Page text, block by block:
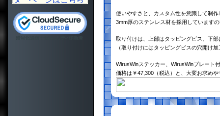
使いやすさと、カスタム性を意識して制作
3mm厚のステンレス材を採用しています
取り付けは、上部はタッピングビス、下
（取り付けにはタッピングビスの穴開け
WirusWinステッカー、WirusWinプレート
価格は￥47,300（税込）と、大変お求め